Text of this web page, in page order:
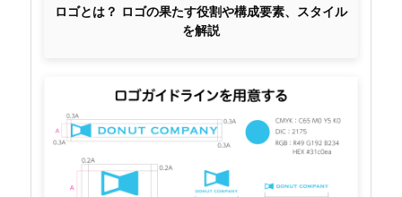
ロゴとは？ ロゴの果たす役割や構成要素、スタイル
を解説